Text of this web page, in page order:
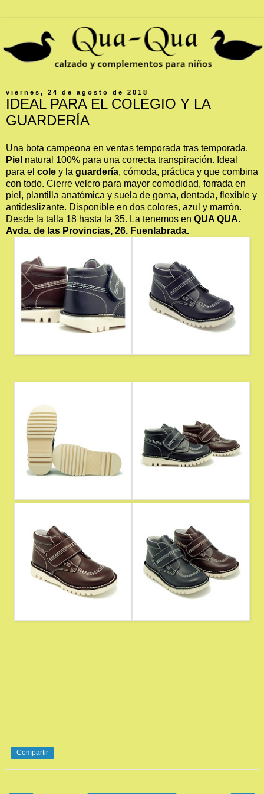
viernes, 24 de agosto de 2018
IDEAL PARA EL COLEGIO Y LA
GUARDERÍA
Una bota campeona en ventas temporada tras temporada.
Piel natural 100% para una correcta transpiración. Ideal
para el cole y la guardería, cómoda, práctica y que combina
con todo. Cierre velcro para mayor comodidad, forrada en
piel, plantilla anatómica y suela de goma, dentada, flexible y
antideslizante. Disponible en dos colores, azul y marrón.
Desde la talla 18 hasta la 35. La tenemos en QUA QUA.
Avda. de las Provincias, 26. Fuenlabrada.
Compartir